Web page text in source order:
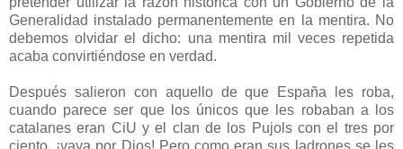
Generalidad instalado permanentemente en la mentira. No
debemos olvidar el dicho: una mentira mil veces repetida
acaba convirtiéndose en verdad.
Después salieron con aquello de que España les roba,
cuando parece ser que los únicos que les robaban a los
catalanes eran CiU y el clan de los Pujols con el tres por
ciento, ¡vaya por Dios! Pero como eran sus ladrones se les